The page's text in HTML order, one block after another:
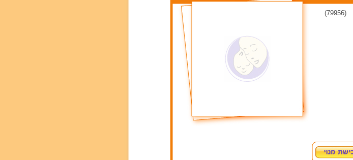
(79956)